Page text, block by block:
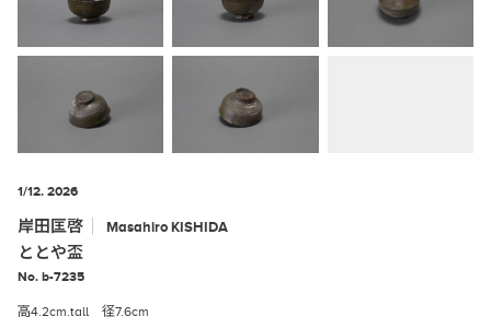
1/12. 2026
岸田匡啓 Masahiro KISHIDA
ととや盃
No. b-7235
高4.2cm.tall 径7.6cm